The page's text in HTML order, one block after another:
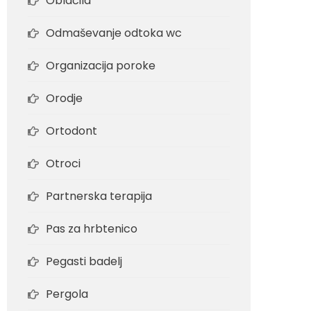
Odmaševanje odtoka wc
Organizacija poroke
Orodje
Ortodont
Otroci
Partnerska terapija
Pas za hrbtenico
Pegasti badelj
Pergola